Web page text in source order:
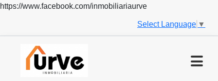
https://www.facebook.com/inmobiliariaurve
Select Language ▼